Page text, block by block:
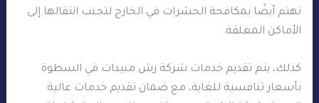
تهتم أيضًا بمكافحة الحشرات في الخارج لتجنب انتقالها إلى
الأماكن المغلقة.
كذلك، يتم تقديم خدمات شركة رش مبيدات في السطوة
بأسعار تنافسية للغاية، مع ضمان تقديم خدمات عالية